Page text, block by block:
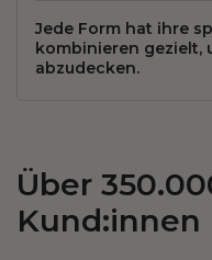
Jede Form hat ihre
kombinieren gezielt,
abzudecken.
Über
Kund:innen